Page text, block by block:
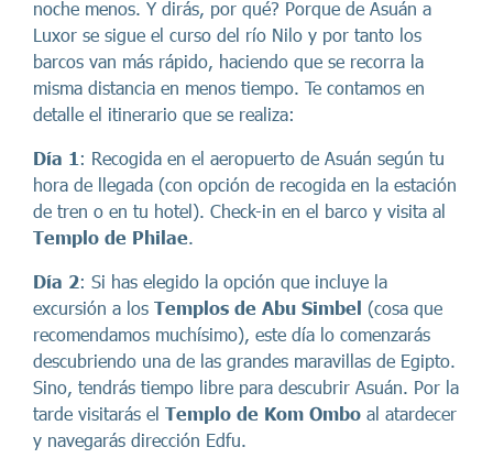
noche menos. Y dirás, por qué? Porque de Asuán a
Luxor se sigue el curso del río Nilo y por tanto los
barcos van más rápido, haciendo que se recorra la
misma distancia en menos tiempo. Te contamos en
detalle el itinerario que se realiza:
Día 1 : Recogida en el aeropuerto de Asuán según tu
hora de llegada (con opción de recogida en la estación
de tren o en tu hotel). Check-in en el barco y visita al
Templo de Philae
Día 2: Si has elegido la opción que incluye la
excursión a los Templos de Abu Simbel (cosa que
recomendamos muchísimo), este día lo comenzarás
descubriendo una de las grandes maravillas de Egipto.
Sino, tendrás tiempo libre para descubrir Asuán. Por la
tarde visitarás el Templo de Kom Ombo al atardecer
y navegarás dirección Edfu.